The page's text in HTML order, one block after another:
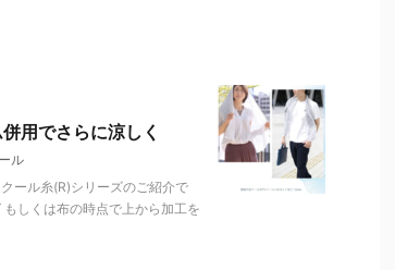
用でさらに涼しく
ル
ール糸(R)シリーズのご紹介で
しくは布の時点で上から加工を